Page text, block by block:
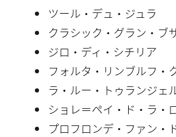
ツール・デュ・ジュラ
クラシック・グラン・ブ
ジロ・ディ・シチリア
フォルタ・リンブルフ・
ラ・ルー・トゥランジェ
ショレ＝ペイ・ド・ラ・
プロフロンデ・ファン・